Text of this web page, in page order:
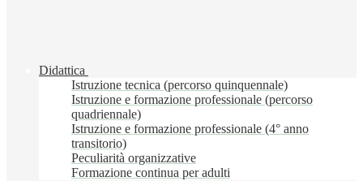
Didattica
Istruzione tecnica (percorso quinquennale)
Istruzione e formazione professionale (percorso
quadriennale)
Istruzione e formazione professionale (4° anno
transitorio)
Peculiarità organizzative
Formazione continua per adulti